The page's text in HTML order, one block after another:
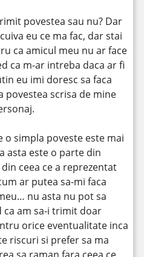
povestea sau nu? Dar
eu ce ma fac, dar stai
ca amicul meu nu ar face
ca m-ar intreba daca ar fi
eu imi doresc sa faca
povestea scrisa de mine
o simpla poveste este mai
asta este o parte din
ceea ce a reprezentat
ar putea sa-mi faca
nu asta nu pot sa
ca am sa-i trimit doar
orice eventualitate inca
riscuri si prefer sa ma